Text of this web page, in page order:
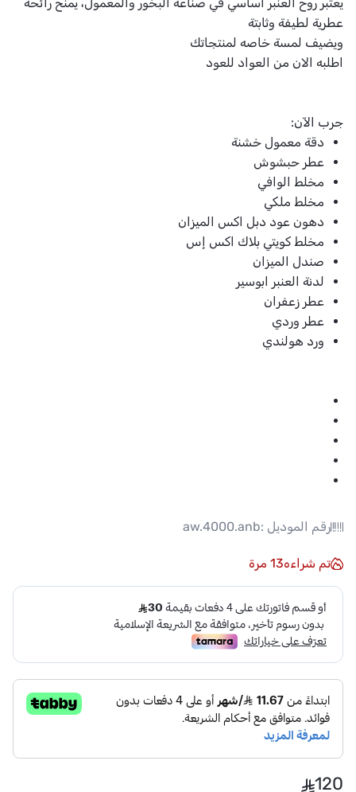
عطرية لطيفة وثابتة
ويضيف لمسة خاصه لمنتجاتك
اطلبه الان من العواد للعود
جرب الآن:
دقة معمول خشنة
عطر حبشوش
مخلط الوافي
مخلط ملكي
دهون عود دبل اكس الميزان
مخلط كويتي بلاك اكس إس
صندل الميزان
لدنة العنبر ابوسير
عطر زعفران
عطر وردي
ورد هولندي
رقم الموديل :aw.4000.anb
تم شراءه13 مرة
120